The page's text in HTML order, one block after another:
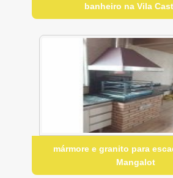
banheiro na Vila
mármore e granito para
Mangalot